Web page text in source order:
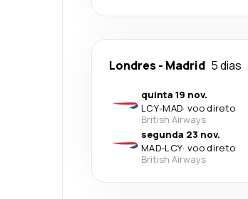
Londres- Madrid 5 dias
quinta 19 nov.
LCY-MAD· voo direto
British Airways
segunda 23 nov.
MAD-LCY· voo direto
British Airways